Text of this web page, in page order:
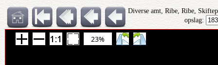
Diverse amt, Ribe, Ribe,
opslag:
23%